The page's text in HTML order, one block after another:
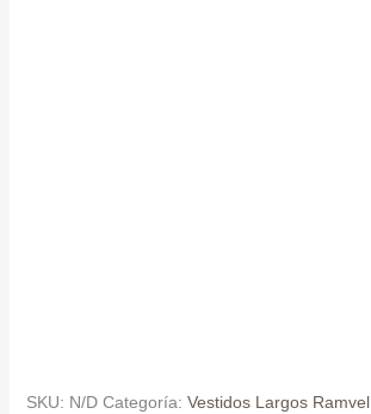
SKU: N/D Categoría: Vestidos Largos Ramvel